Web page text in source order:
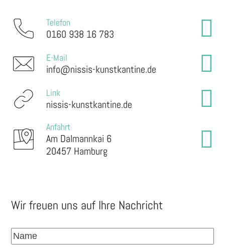
Telefon
0160 938 16 783
E-Mail
info@nissis-kunstkantine.de
Link
nissis-kunstkantine.de
Anfahrt
Am Dalmannkai 6
20457 Hamburg
Wir freuen uns auf Ihre Nachricht